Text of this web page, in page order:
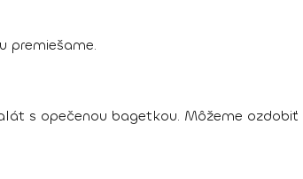
premiešame.
s opečenou bagetkou. Môžeme ozdobiť